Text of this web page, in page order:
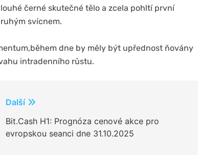
černé skutečné tělo a zcela pohltí první
svícnem.
dne by měly být upřednost ňovány
intradenního růstu.
Další
Bit.Cash H1: Prognóza cenové akce pro
evropskou seanci dne 31.10.2025